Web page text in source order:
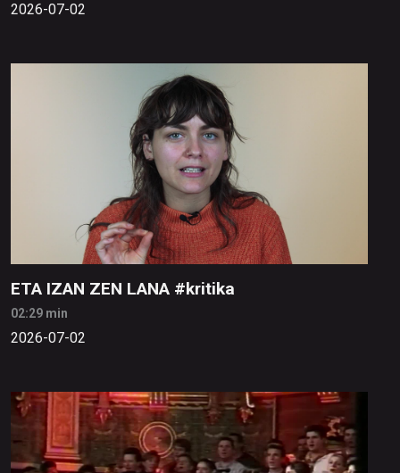
2026-07-02
ETA IZAN ZEN LANA #kritika
02:29 min
2026-07-02